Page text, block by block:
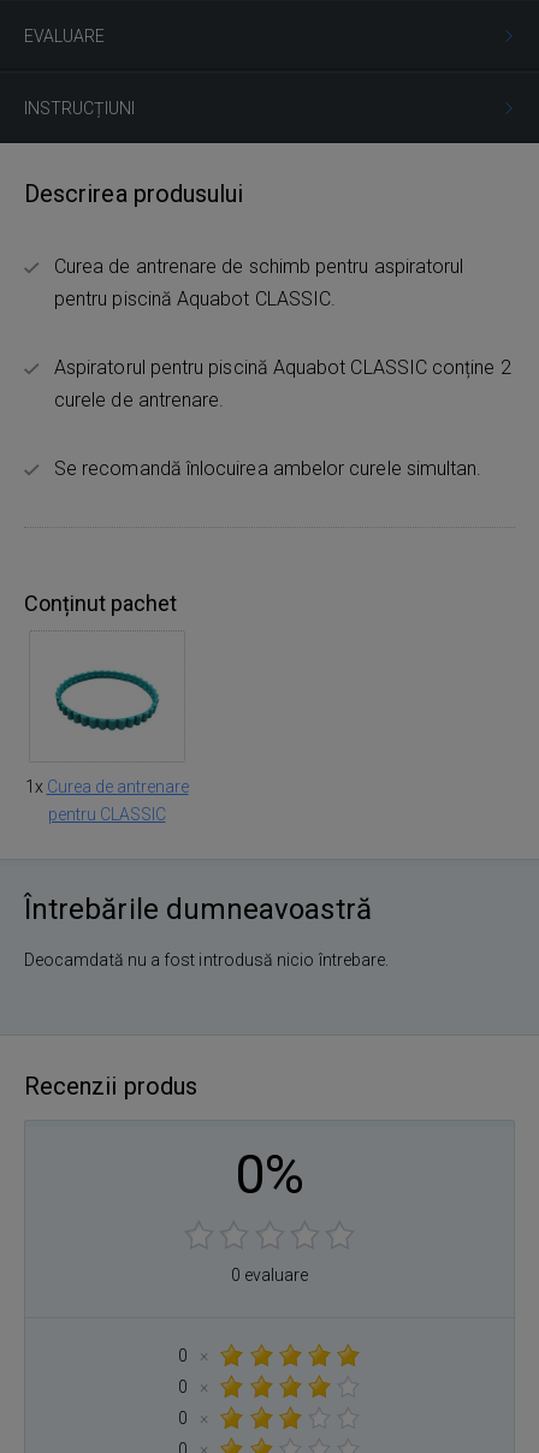
EVALUARE
INSTRUCȚIUNI
Descrirea produsului
Curea de antrenare de schimb pentru aspiratorul
pentru piscină Aquabot CLASSIC.
Aspiratorul pentru piscină Aquabot CLASSIC conține 2
curele de antrenare.
Se recomandă înlocuirea ambelor curele simultan.
Conținut pachet
1x Curea de antrenare
pentru CLASSIC
Întrebările dumneavoastră
Deocamdată nu a fost introdusă nicio întrebare.
Recenzii produs
0%
0 evaluare
0
×
0
×
0
×
0
×